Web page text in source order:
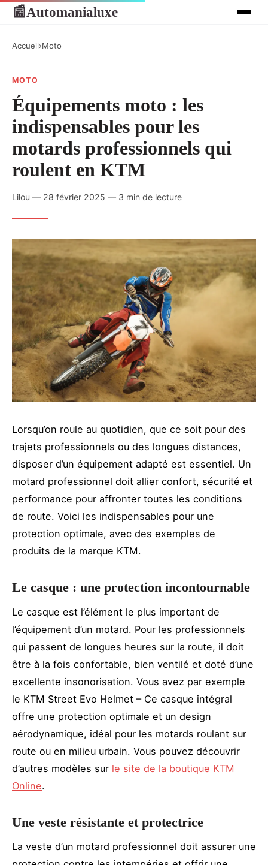
📰Automanialuxe
Accueil›Moto
MOTO
Équipements moto : les
indispensables pour les
motards professionnels qui
roulent en KTM
Lilou — 28 février 2025 — 3 min de lecture
Lorsqu’on roule au quotidien, que ce soit pour des
trajets professionnels ou des longues distances,
disposer d’un équipement adapté est essentiel. Un
motard professionnel doit allier confort, sécurité et
performance pour affronter toutes les conditions
de route. Voici les indispensables pour une
protection optimale, avec des exemples de
produits de la marque KTM.
Le casque : une protection incontournable
Le casque est l’élément le plus important de
l’équipement d’un motard. Pour les professionnels
qui passent de longues heures sur la route, il doit
être à la fois confortable, bien ventilé et doté d’une
excellente insonorisation. Vous avez par exemple
le KTM Street Evo Helmet – Ce casque intégral
offre une protection optimale et un design
aérodynamique, idéal pour les motards roulant sur
route ou en milieu urbain. Vous pouvez découvrir
d’autres modèles sur le site de la boutique KTM
Online.
Une veste résistante et protectrice
La veste d’un motard professionnel doit assurer une